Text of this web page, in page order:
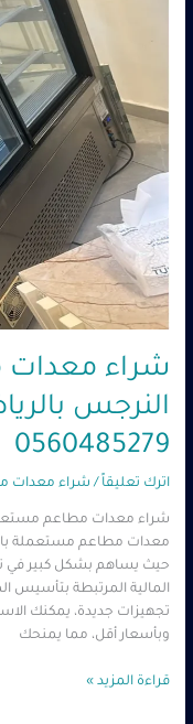
شراء
النرجس
0560485279
اترك تعليقاً / شراء معدات
شراء معدات مطاعم
حيث يساهم بشكل كبير في
المالية المرتبطة بتأسيس
تجهيزات جديدة، يمكنك
وبأسعار أقل، مما يمنحك
–
0560485279
قراءة المزيد »